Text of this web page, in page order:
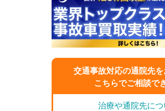
交通事故対応の通院先
こちらでご相談で
治療や通院先につ